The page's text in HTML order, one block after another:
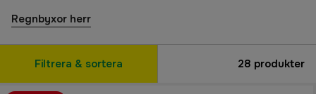
Regnbyxor herr
Filtrera & sortera 28 produkter